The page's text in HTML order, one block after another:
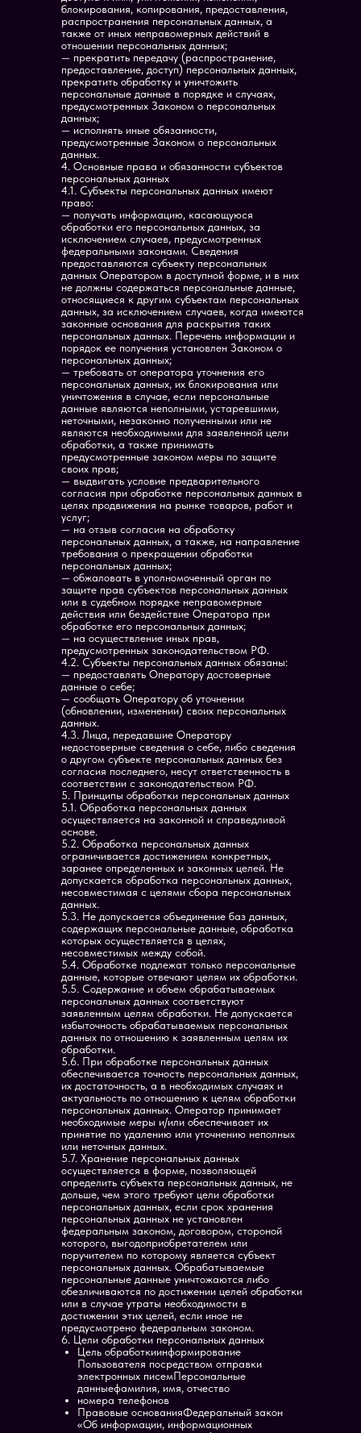
блокирования, копирования, предоставления,
распространения персональных данных, а
также от иных неправомерных действий в
отношении персональных данных;
— прекратить передачу (распространение,
предоставление, доступ) персональных данных,
прекратить обработку и уничтожить
персональные данные в порядке и случаях,
предусмотренных Законом о персональных
данных;
— исполнять иные обязанности,
предусмотренные Законом о персональных
данных.
4. Основные права и обязанности субъектов
персональных данных
4.1. Субъекты персональных данных имеют
право:
— получать информацию, касающуюся
обработки его персональных данных, за
исключением случаев, предусмотренных
федеральными законами. Сведения
предоставляются субъекту персональных
данных Оператором в доступной форме, и в них
не должны содержаться персональные данные,
относящиеся к другим субъектам персональных
данных, за исключением случаев, когда имеются
законные основания для раскрытия таких
персональных данных. Перечень информации и
порядок ее получения установлен Законом о
персональных данных;
— требовать от оператора уточнения его
персональных данных, их блокирования или
уничтожения в случае, если персональные
данные являются неполными, устаревшими,
неточными, незаконно полученными или не
являются необходимыми для заявленной цели
обработки, а также принимать
предусмотренные законом меры по защите
своих прав;
— выдвигать условие предварительного
согласия при обработке персональных данных в
целях продвижения на рынке товаров, работ и
услуг;
— на отзыв согласия на обработку
персональных данных, а также, на направление
требования о прекращении обработки
персональных данных;
— обжаловать в уполномоченный орган по
защите прав субъектов персональных данных
или в судебном порядке неправомерные
действия или бездействие Оператора при
обработке его персональных данных;
— на осуществление иных прав,
предусмотренных законодательством РФ.
4.2. Субъекты персональных данных обязаны:
— предоставлять Оператору достоверные
данные о себе;
— сообщать Оператору об уточнении
(обновлении, изменении) своих персональных
данных.
4.3. Лица, передавшие Оператору
недостоверные сведения о себе, либо сведения
о другом субъекте персональных данных без
согласия последнего, несут ответственность в
соответствии с законодательством РФ.
5. Принципы обработки персональных данных
5.1. Обработка персональных данных
осуществляется на законной и справедливой
основе.
5.2. Обработка персональных данных
ограничивается достижением конкретных,
заранее определенных и законных целей. Не
допускается обработка персональных данных,
несовместимая с целями сбора персональных
данных.
5.3. Не допускается объединение баз данных,
содержащих персональные данные, обработка
которых осуществляется в целях,
несовместимых между собой.
5.4. Обработке подлежат только персональные
данные, которые отвечают целям их обработки.
5.5. Содержание и объем обрабатываемых
персональных данных соответствуют
заявленным целям обработки. Не допускается
избыточность обрабатываемых персональных
данных по отношению к заявленным целям их
обработки.
5.6. При обработке персональных данных
обеспечивается точность персональных данных,
их достаточность, а в необходимых случаях и
актуальность по отношению к целям обработки
персональных данных. Оператор принимает
необходимые меры и/или обеспечивает их
принятие по удалению или уточнению неполных
или неточных данных.
5.7. Хранение персональных данных
осуществляется в форме, позволяющей
определить субъекта персональных данных, не
дольше, чем этого требуют цели обработки
персональных данных, если срок хранения
персональных данных не установлен
федеральным законом, договором, стороной
которого, выгодоприобретателем или
поручителем по которому является субъект
персональных данных. Обрабатываемые
персональные данные уничтожаются либо
обезличиваются по достижении целей обработки
или в случае утраты необходимости в
достижении этих целей, если иное не
предусмотрено федеральным законом.
6. Цели обработки персональных данных
Цель обработкиинформирование
Пользователя посредством отправки
электронных писемПерсональные
данныефамилия, имя, отчество
номера телефонов
Правовые основанияФедеральный закон
«Об информации, информационных